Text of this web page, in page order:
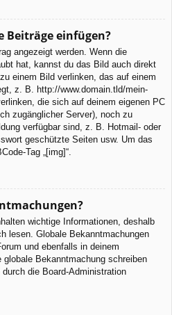
Beiträge einfügen?
angezeigt werden. Wenn die
hat, kannst du das Bild auch direkt
einem Bild verlinken, das auf einem
z. B. http://www.domain.tld/mein-
die sich auf deinem eigenen PC
zugänglicher Server), noch zu
verfügbar sind, z. B. Hotmail- oder
geschützte Seiten usw. Um das
Tag „[img]“.
wichtige Informationen, deshalb
lesen. Globale Bekanntmachungen
und ebenfalls in deinem
Bekanntmachung schreiben
die Board-Administration